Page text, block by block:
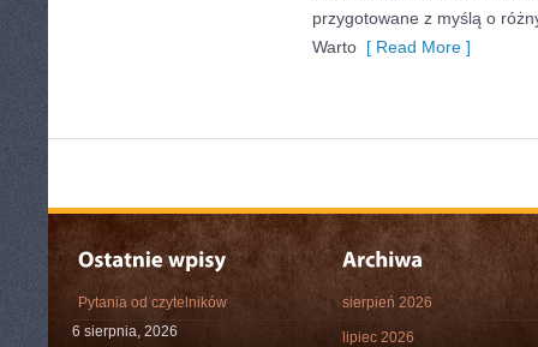
przygotowane z myślą o
Warto [ Read More ]
Pytania od czytelników
6 sierpnia, 2026
sierpień 2026
lipiec 2026